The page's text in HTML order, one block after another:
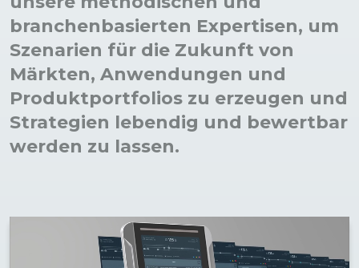
branchen­basierten Expertisen, um
Szenarien für die Zukunft von
Märkten, Anwendungen und
Produkt­portfolios zu erzeugen und
Strategien lebendig und bewertbar
werden zu lassen.